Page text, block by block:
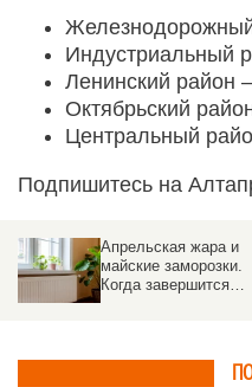
Индустриальный
Ленинский район
Октябрьский
Центральный
Подпишитесь на
Апрельская жара и
майские заморозки.
Когда завершится